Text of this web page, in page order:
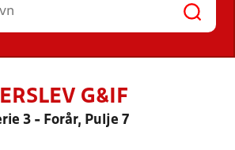
G&IF
3 - Forår, Pulje 7